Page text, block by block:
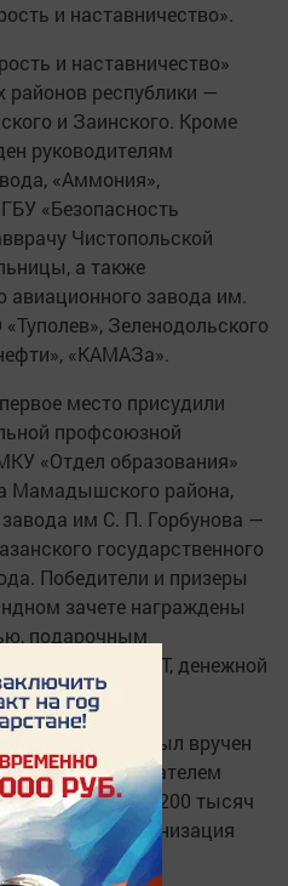
и наставничество».
и наставничество»
районов республики —
и Заинского. Кроме
руководителям
«Аммония»,
«Безопасность
Чистопольской
а также
авиационного завода им.
Зеленодольского
«КАМАЗа».
место присудили
профсоюзной
«Отдел образования»
Мамадышского района,
им С. П. Горбунова —
государственного
Победители и призеры
зачете награждены
подарочным
профсоюзов РТ, денежной
РТ.
впервые был вручен
Обладателем
в размере 200 тысяч
организация